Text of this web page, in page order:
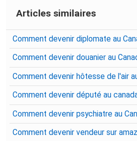
Articles similaires
Comment devenir diplomate au
Comment devenir douanier au
Comment devenir hôtesse de l'air
Comment devenir député au
Comment devenir psychiatre au
Comment devenir vendeur sur